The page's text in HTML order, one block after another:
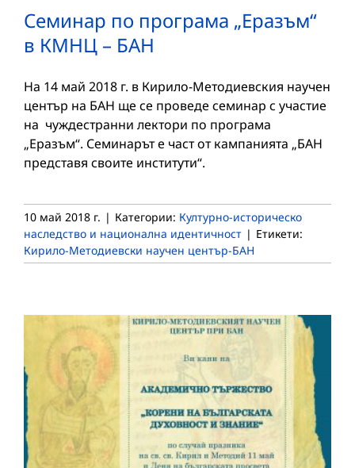
Семинар по програма „Еразъм“
в КМНЦ – БАН
На 14 май 2018 г. в Кирило-Методиевския научен
център на БАН ще се проведе семинар с участие
на чуждестранни лектори по програма
„Еразъм“. Семинарът е част от кампанията „БАН
представя своите институти“.
10 май 2018 г. | Категории: Културно-историческо
наследство и национална идентичност | Етикети:
Кирило-Методиевски научен център-БАН